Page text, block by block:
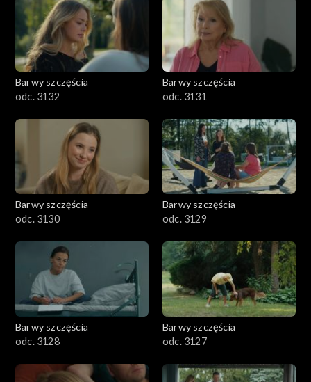
Barwy szczęścia
odc. 3132
Barwy szczęścia
odc. 3131
Barwy szczęścia
odc. 3130
Barwy szczęścia
odc. 3129
Barwy szczęścia
odc. 3128
Barwy szczęścia
odc. 3127